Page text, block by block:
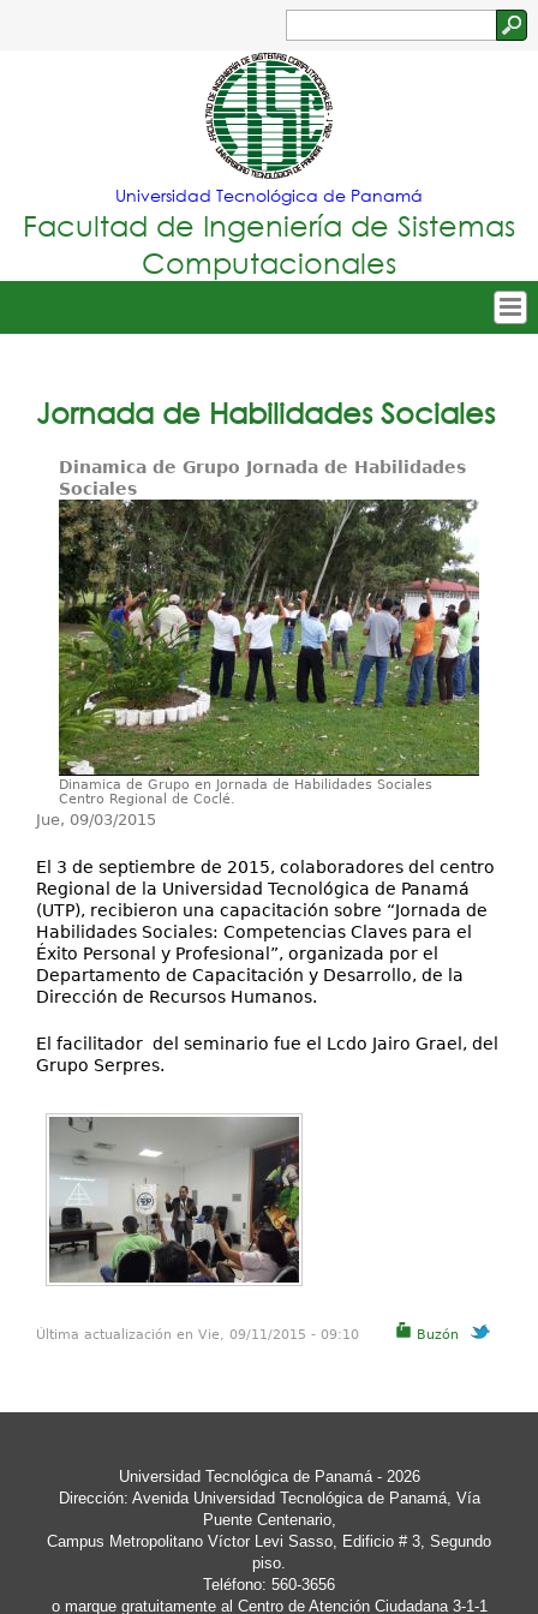
Jump to navigation
Formulario
de
búsqueda
Universidad Tecnológica de Panamá
Facultad de Ingeniería de Sistemas
Computacionales
Menu
Nuestra Facultad
Departamentos
Investigación
Servicios
Jornada de Habilidades Sociales
Dinamica de Grupo Jornada de Habilidades
Sociales
Dinamica de Grupo en Jornada de Habilidades Sociales
Centro Regional de Coclé.
Jue, 09/03/2015
El 3 de septiembre de 2015, colaboradores del centro
Regional de la Universidad Tecnológica de Panamá
(UTP), recibieron una capacitación sobre “Jornada de
Habilidades Sociales: Competencias Claves para el
Éxito Personal y Profesional”, organizada por el
Departamento de Capacitación y Desarrollo, de la
Dirección de Recursos Humanos.
El facilitador del seminario fue el Lcdo Jairo Grael, del
Grupo Serpres.
Buzón
Última actualización en Vie, 09/11/2015 - 09:10
Universidad Tecnológica de Panamá- 2026
Dirección: Avenida Universidad Tecnológica de Panamá, Vía
Puente Centenario,
Campus Metropolitano Víctor Levi Sasso, Edificio # 3, Segundo
piso.
Teléfono: 560-3656
o marque gratuitamente al Centro de Atención Ciudadana 3-1-1